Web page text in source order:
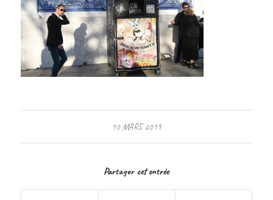
10 MARS 2019
Partager cet entrée